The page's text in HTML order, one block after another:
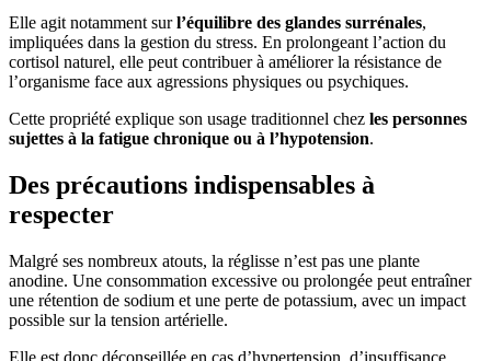
Elle agit notamment surl’équilibre des glandes surrénales,
impliquées dans la gestion du stress. En prolongeant l’action du
cortisol naturel, elle peut contribuer à améliorer la résistance de
l’organisme face aux agressions physiques ou psychiques.
Cette propriété explique son usage traditionnel chez les personnes
sujettes à la fatigue chronique ou à l’hypotension.
Des précautions indispensables à
respecter
Malgré ses nombreux atouts, la réglisse n’est pas une plante
anodine. Une consommation excessive ou prolongée peut entraîner
une rétention de sodium et une perte de potassium, avec un impact
possible sur la tension artérielle.
Elle est donc déconseillée en cas d’hypertension, d’insuffisance